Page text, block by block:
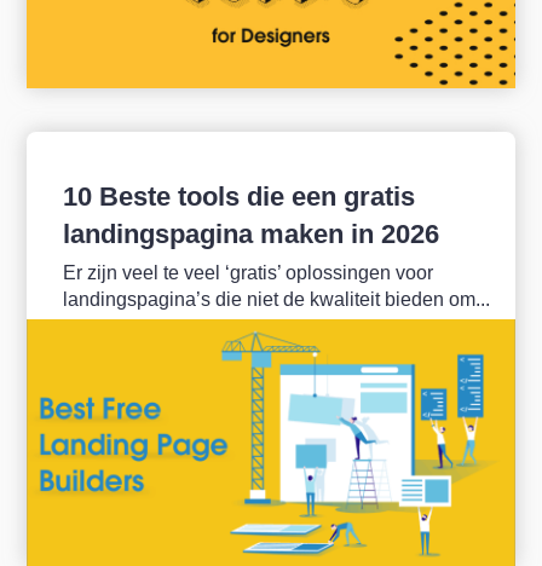
10 Beste tools die een gratis
landingspagina maken in 2026
Er zijn veel te veel ‘gratis’ oplossingen voor
landingspagina’s die niet de kwaliteit bieden om...